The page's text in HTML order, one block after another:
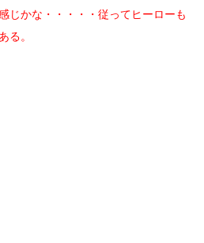
じかな・・・・・従ってヒーローも
る。